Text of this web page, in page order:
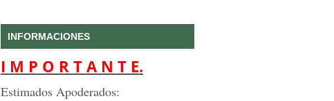
INFORMACIONES
I M P O R T A N T E.
Estimados Apoderados: